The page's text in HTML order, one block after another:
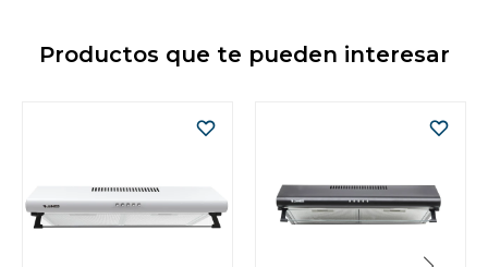
Productos que te pueden interesar